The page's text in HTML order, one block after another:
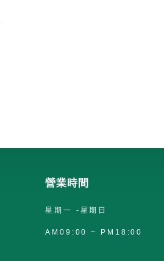
營業時間
星期一 -星期日
AM09:00 ~ PM18:00